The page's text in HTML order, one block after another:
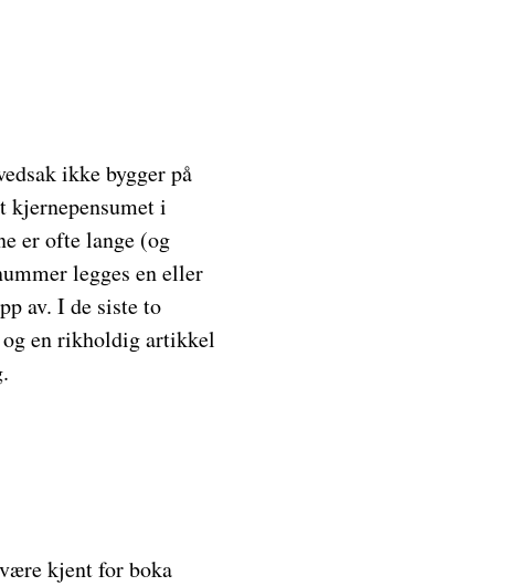
ikke bygger på
i
er ofte lange (og
legges en eller
av. I de siste to
og en rikholdig artikkel
kjent for boka